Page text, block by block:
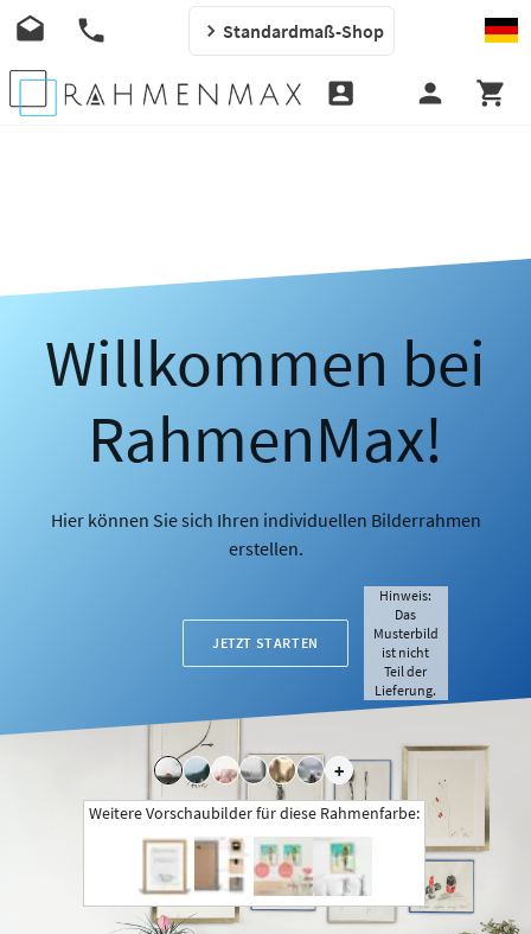
Standardmaß-Shop
Willkommen bei
RahmenMax!
Hier können Sie sich Ihren individuellen Bilderrahmen
erstellen.
JETZT STARTEN
+
Hinweis:
Das
Musterbild
ist nicht
Teil der
Lieferung.
Weitere Vorschaubilder für diese Rahmenfarbe: